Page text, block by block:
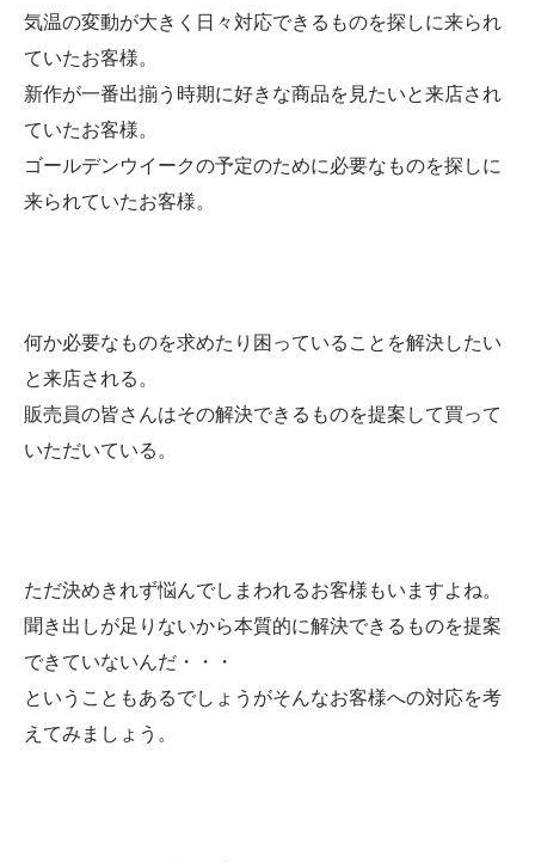
気温の変動が大きく日々対応できるものを探しに来られ
ていたお客様。
新作が一番出揃う時期に好きな商品を見たいと来店され
ていたお客様。
ゴールデンウイークの予定のために必要なものを探しに
来られていたお客様。
何か必要なものを求めたり困っていることを解決したい
と来店される。
販売員の皆さんはその解決できるものを提案して買って
いただいている。
ただ決めきれず悩んでしまわれるお客様もいますよね。
聞き出しが足りないから本質的に解決できるものを提案
できていないんだ・・・
ということもあるでしょうがそんなお客様への対応を考
えてみましょう。